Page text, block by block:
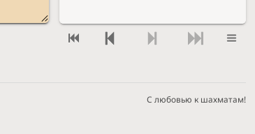
С любовью к шахматам!